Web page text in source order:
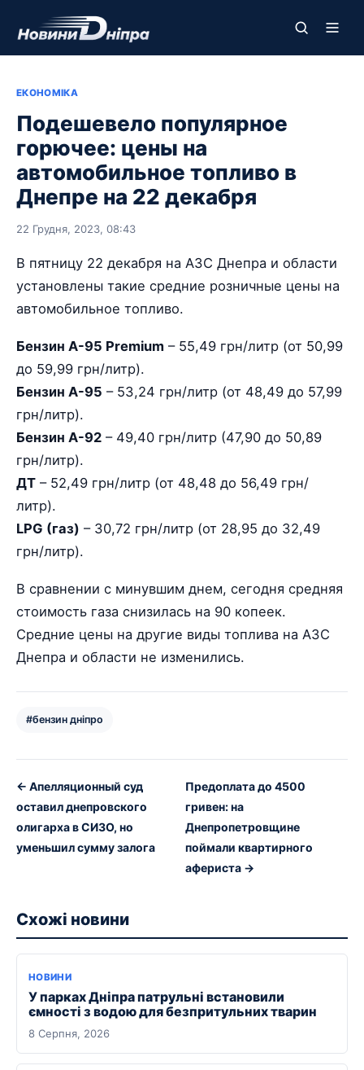
ЕКОНОМІКА
Подешевело популярное
горючее: цены на
автомобильное топливо в
Днепре на 22 декабря
22 Грудня, 2023, 08:43
В пятницу 22 декабря на АЗС Днепра и области
установлены такие средние розничные цены на
автомобильное топливо.
Бензин А-95 Premium – 55,49 грн/литр (от 50,99
до 59,99 грн/литр).
Бензин А-95 – 53,24 грн/литр (от 48,49 до 57,99
грн/литр).
Бензин А-92 – 49,40 грн/литр (47,90 до 50,89
грн/литр).
ДТ – 52,49 грн/литр (от 48,48 до 56,49 грн/
литр).
LPG (газ) – 30,72 грн/литр (от 28,95 до 32,49
грн/литр).
В сравнении с минувшим днем, сегодня средняя
стоимость газа снизилась на 90 копеек.
Средние цены на другие виды топлива на АЗС
Днепра и области не изменились.
#бензин дніпро
← Апелляционный суд
оставил днепровского
олигарха в СИЗО, но
уменьшил сумму залога
Предоплата до 4500
гривен: на
Днепропетровщине
поймали квартирного
афериста →
Схожі новини
НОВИНИ
У парках Дніпра патрульні встановили
ємності з водою для безпритульних тварин
8 Серпня, 2026